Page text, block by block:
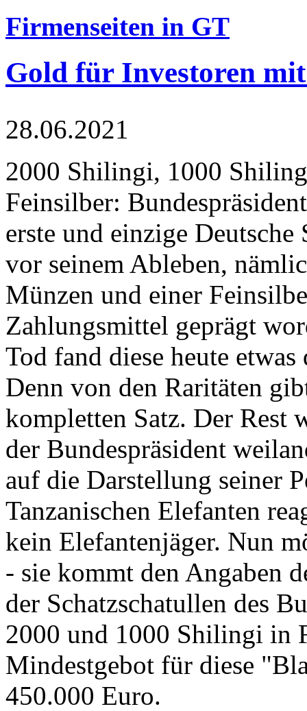
Firmenseiten in GT
Gold für Investoren
28.06.2021
2000 Shilingi, 1000
Feinsilber:
erste und einzige Deutsche
vor seinem Ableben,
Münzen und einer
Zahlungsmittel geprägt
Tod fand diese heute
Denn von den Raritäten
kompletten Satz. Der Rest
der Bundespräsident
auf die Darstellung seiner
Tanzanischen Elefanten
kein Elefantenjäger. Nun
- sie kommt den Angaben
der Schatzschatullen des
2000 und 1000 Shilingi in
Mindestgebot für diese
450.000 Euro.